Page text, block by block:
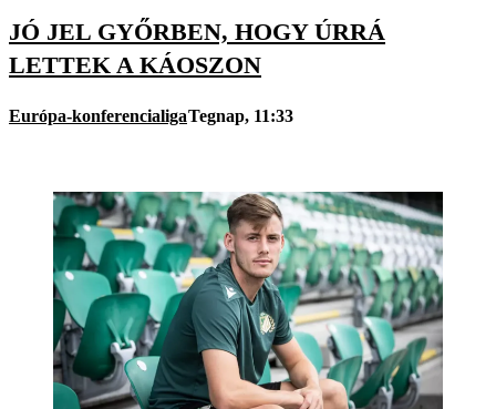
JÓ JEL GYŐRBEN, HOGY ÚRRÁ
LETTEK A KÁOSZON
Európa-konferencialigaTegnap, 11:33